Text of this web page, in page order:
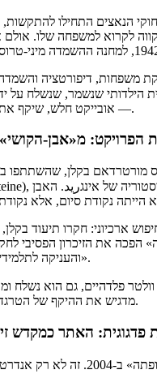
לאחר שחוקי הנאצים התחילו
לקרוא למשפחה שלו.
משפחות, דיפורטציה
הילדותי שנשמר, שנשלח על
— אובייקט חלש, שיקף את קול הילד בקצה המצוקה.
הפרויקט: מ«אבן-
על שם ארסמוס מורטרדאם בקלן,
ארכיוני: חקרו תיעוד
הפכה את הזיכרון הפסיבי
והעניקה לתלמידים תחושה של «חוקרי זמן».
פלדהיים, גם הוא נשלח
מדגיש את ההיקף של הטרגדיה שפקדה דור של ילדים.
פדגוגית: האתר כמקדש
התוצאה העיקרית הייתה הקמת אתר חינוכי מולטי-